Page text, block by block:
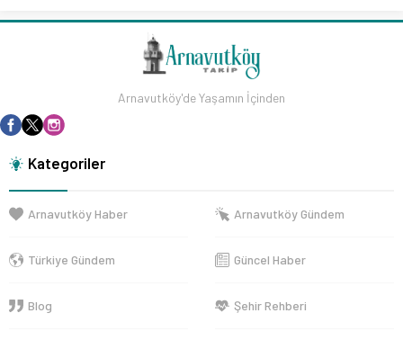
Arnavutköy'de Yaşamın İçinden
Kategoriler
Arnavutköy Haber Arnavutköy Gündem
Türkiye Gündem Güncel Haber
Blog Şehir Rehberi